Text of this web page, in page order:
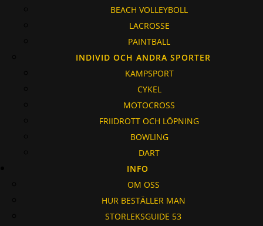
BEACH VOLLEYBOLL
LACROSSE
PAINTBALL
INDIVID OCH ANDRA SPORTER
KAMPSPORT
CYKEL
MOTOCROSS
FRIIDROTT OCH LÖPNING
BOWLING
DART
INFO
OM OSS
HUR BESTÄLLER MAN
STORLEKSGUIDE 53